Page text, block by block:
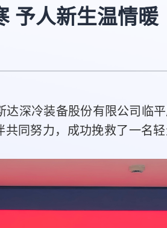
予人新生温情暖
深冷装备股份有限公司临
同努力，成功挽救了一名